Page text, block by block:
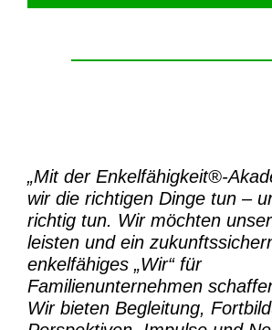
„Mit der Enkelfähigkeit®-
wir die richtigen Dinge tun –
richtig tun. Wir möchten
leisten und ein
enkelfähiges „Wir“ für
Familienunternehmen
Wir bieten Begleitung,